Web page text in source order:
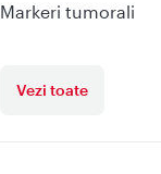
Markeri tumorali
Vezi toate